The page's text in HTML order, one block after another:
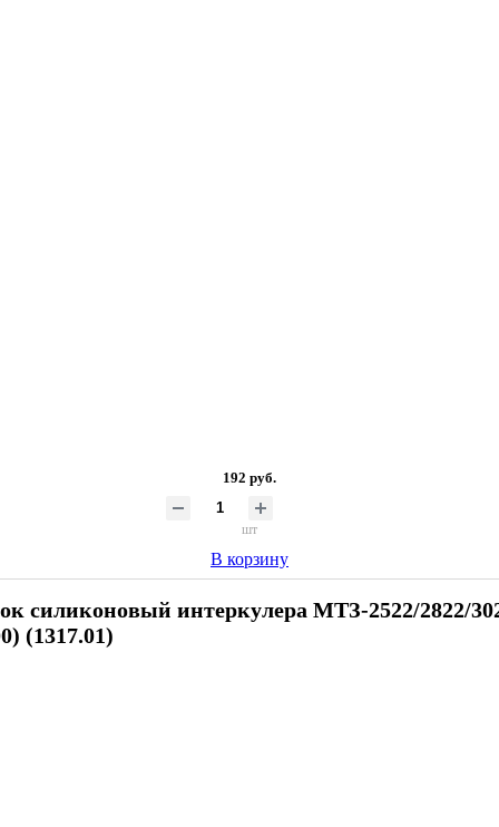
192 руб.
шт
В корзину
силиконовый интеркулера МТЗ-2522/2822/
(1317.01)